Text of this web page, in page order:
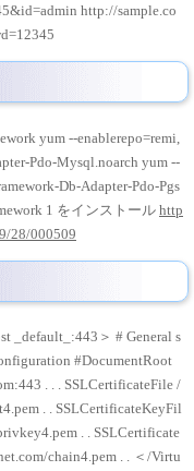
http://sample.co
yum --enablerepo=remi,
Pdo-Mysql.noarch yum --
Db-Adapter-Pdo-Pgs
1 をインストール http
28/000509
_default_:443＞ # General s
#DocumentRoot
. . . SSLCertificateFile /
. . SSLCertificateKeyFil
. . SSLCertificate
chain4.pem . . ＜/Virtu